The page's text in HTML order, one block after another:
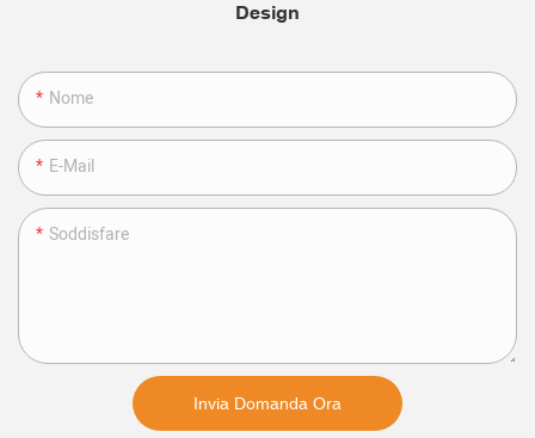
Design
Nome
E-Mail
Soddisfare
Invia Domanda Ora